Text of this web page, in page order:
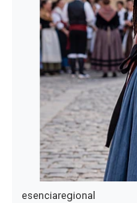
esenciaregional